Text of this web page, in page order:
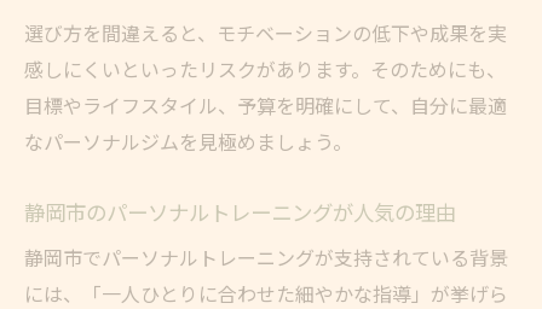
選び方を間違えると、モチベーションの低下や成果を実
感しにくいといったリスクがあります。そのためにも、
目標やライフスタイル、予算を明確にして、自分に最適
なパーソナルジムを見極めましょう。
静岡市のパーソナルトレーニングが人気の理由
静岡市でパーソナルトレーニングが支持されている背景
には、「一人ひとりに合わせた細やかな指導」が挙げら